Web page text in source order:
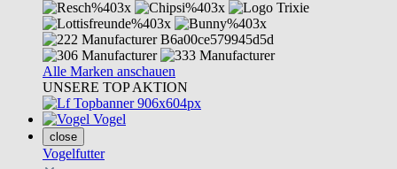
Alle Marken anschauen
UNSERE TOP AKTION
Vogel
close
Vogelfutter